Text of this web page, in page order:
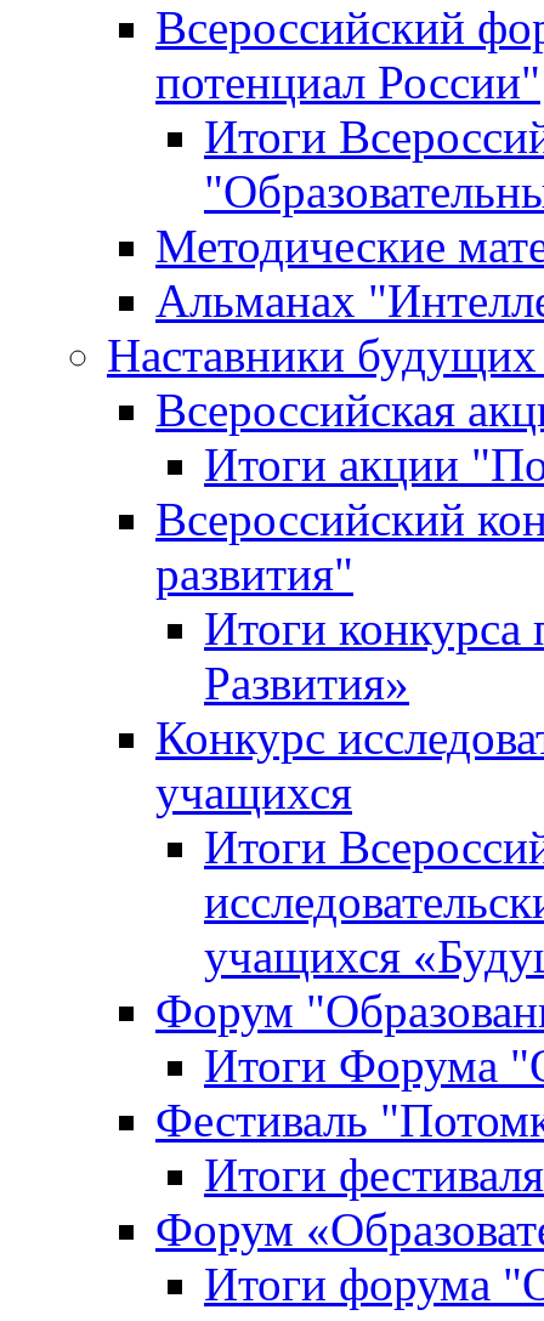
Всероссийский
потенциал России"
Итоги
Методические
Альманах
Наставники
Всероссийская
Итоги акции
Всероссийский
развития"
Итоги конкурса
Развития»
Конкурс
учащихся
Итоги
учащихся
Форум
Итоги Форума
Фестиваль
Итоги
Форум
Итоги форума